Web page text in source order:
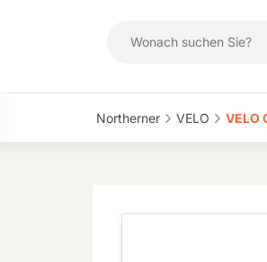
Northerner‎ VELO‎ VELO